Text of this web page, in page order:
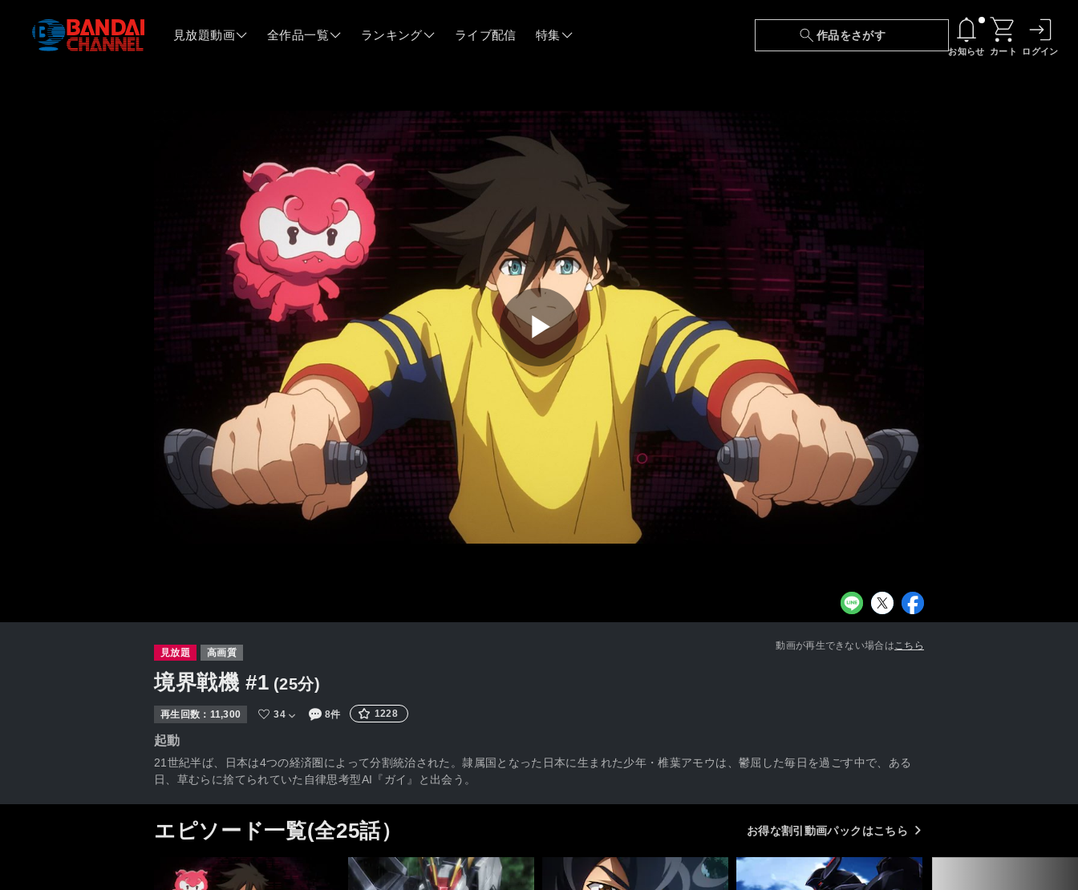
見放題動画 全作品一覧 ランキング ライブ配信 特集 作品をさがす
お知らせ
06/03
24話 配信日変更のお知らせ
【障害】映像再生における不具合に関しまして
05/14
【日本語字幕】【セリフ検索】新規追加のお知
らせ
04/28
【障害】Android TVにおける不具合に関しまし
て
カート ログイン
ビ
オ
生
動画が再生できない場合はこちら
見放題 高画質
境界戦機 #1 (25分)
再生回数： 11,300 34 8件 1228
起動
21世紀半ば、日本は4つの経済圏によって分割統治された。隷属国となった日本に生まれた少年・椎葉アモウは、鬱屈した毎日を過ごす中で、ある
日、草むらに捨てられていた自律思考型AI『ガイ』と出会う。
エピソード一覧(全25話） お得な割引動画パックはこちら